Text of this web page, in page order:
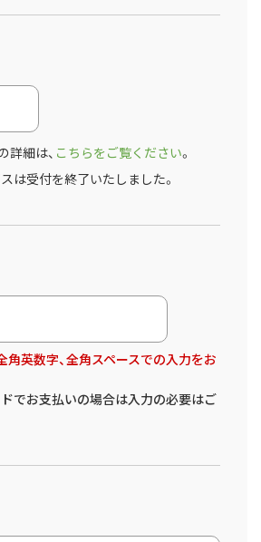
詳細は、 こちらをご覧ください。
は受付を終了いたしました。
角英数字、全角スペースでの入力をお
でお支払いの場合は入力の必要はご